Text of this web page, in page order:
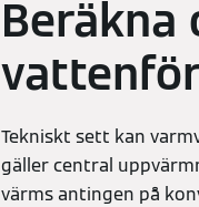
Beräkna
Tekniskt sett kan
gäller central
värms antingen på